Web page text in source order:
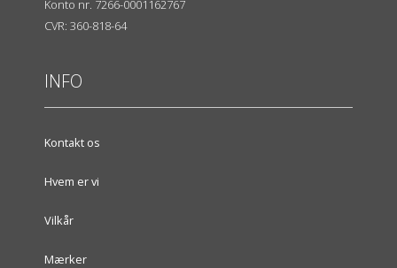
Konto nr. 7266-0001162767
CVR: 360-818-64
INFO
Kontakt os
Hvem er vi
Vilkår
Mærker